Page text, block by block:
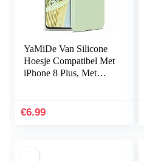
YaMiDe Van Silicone
Hoesje Compatibel Met
iPhone 8 Plus, Met
Schokbestendige En…
€6.99